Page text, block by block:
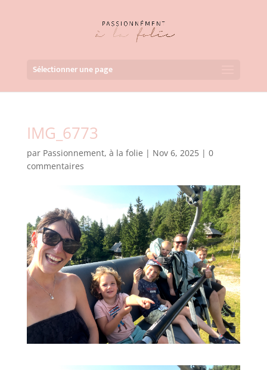
Sélectionner une page
IMG_6773
par Passionnement, à la folie | Nov 6, 2025| 0
commentaires